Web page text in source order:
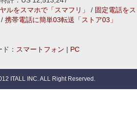
ルをスマホで「スマフリ」 / 固定電話をス
/ 携帯電話に簡単03転送「ストア03」
： スマートフォン | PC
ITALL INC. ALL Right Reserved.